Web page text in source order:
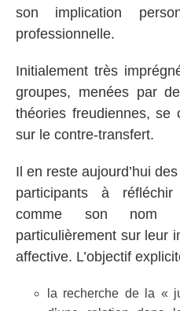
son implication
professionnelle.
Initialement très
groupes, menées par
théories freudiennes, se
sur le contre-transfert.
Il en reste aujourd’hui
participants à
comme son nom
particulièrement sur leur
affective. L’objectif
la recherche de la «